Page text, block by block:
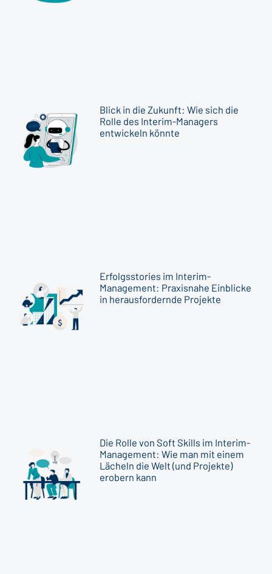
Blick in die Zukunft: Wie sich die
Rolle des Interim-Managers
entwickeln könnte
Erfolgsstories im Interim-
Management: Praxisnahe Einblicke
in herausfordernde Projekte
Die Rolle von Soft Skills im Interim-
Management: Wie man mit einem
Lächeln die Welt (und Projekte)
erobern kann